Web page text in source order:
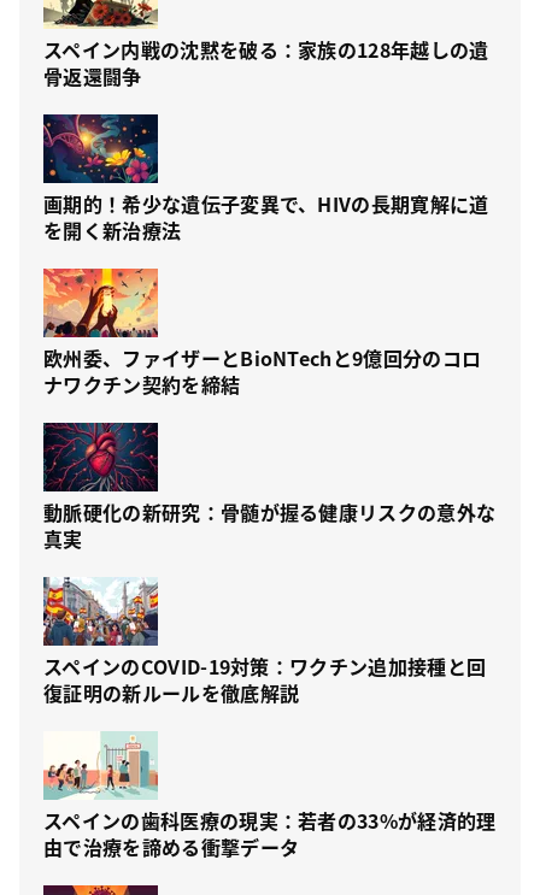
スペイン内戦の沈黙を破る：家族の128年越しの遺
骨返還闘争
画期的！希少な遺伝子変異で、HIVの長期寛解に道
を開く新治療法
欧州委、ファイザーとBioNTechと9億回分のコロ
ナワクチン契約を締結
動脈硬化の新研究：骨髄が握る健康リスクの意外な
真実
スペインのCOVID-19対策：ワクチン追加接種と回
復証明の新ルールを徹底解説
スペインの歯科医療の現実：若者の33%が経済的理
由で治療を諦める衝撃データ